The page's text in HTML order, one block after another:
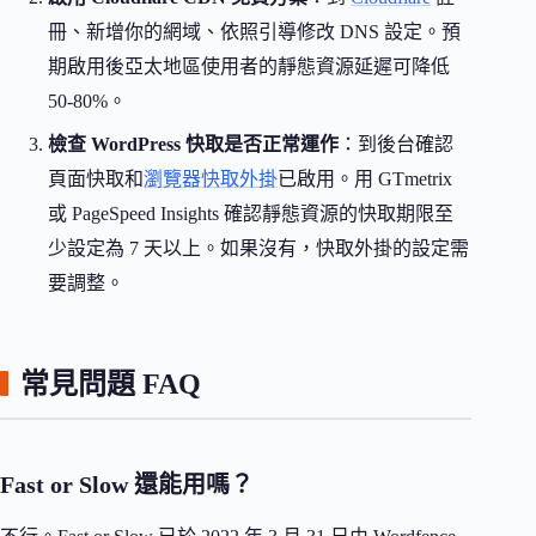
冊、新增你的網域、依照引導修改 DNS 設定。預
期啟用後亞太地區使用者的靜態資源延遲可降低
50-80%。
檢查 WordPress 快取是否正常運作 ：到後台確認
頁面快取和瀏覽器快取外掛已啟用。用 GTmetrix
或 PageSpeed Insights 確認靜態資源的快取期限至
少設定為 7 天以上。如果沒有，快取外掛的設定需
要調整。
常見問題 FAQ
Fast or Slow 還能用嗎？